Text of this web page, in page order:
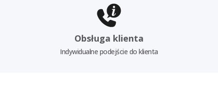
Obsługa klienta
Indywidualne podejście do klienta